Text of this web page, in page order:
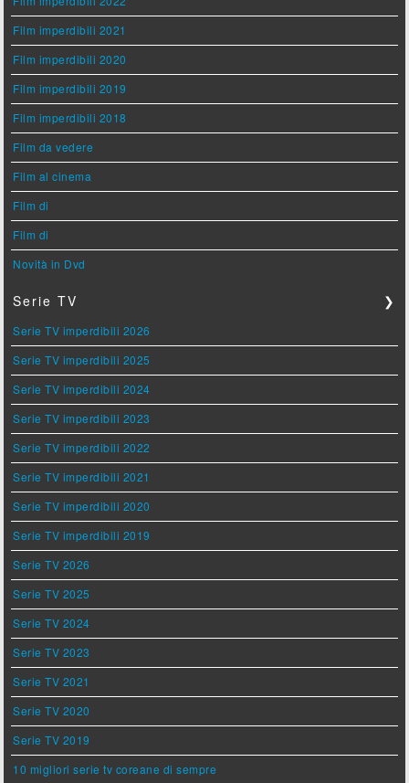
Film imperdibili 2021
Film imperdibili 2020
Film imperdibili 2019
Film imperdibili 2018
Film da vedere
Film al cinema
Film di
Film di
Novità in Dvd
Serie TV ❯
Serie TV imperdibili 2026
Serie TV imperdibili 2025
Serie TV imperdibili 2024
Serie TV imperdibili 2023
Serie TV imperdibili 2022
Serie TV imperdibili 2021
Serie TV imperdibili 2020
Serie TV imperdibili 2019
Serie TV 2026
Serie TV 2025
Serie TV 2024
Serie TV 2023
Serie TV 2021
Serie TV 2020
Serie TV 2019
10 migliori serie tv coreane di sempre